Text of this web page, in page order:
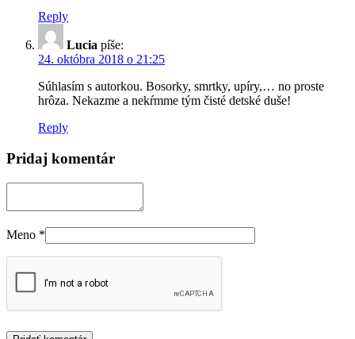
Reply
Lucia píše:
24. októbra 2018 o 21:25
Súhlasím s autorkou. Bosorky, smrtky, upíry,… no proste
hrôza. Nekazme a nekŕmme tým čisté detské duše!
Reply
Pridaj komentár
Meno *